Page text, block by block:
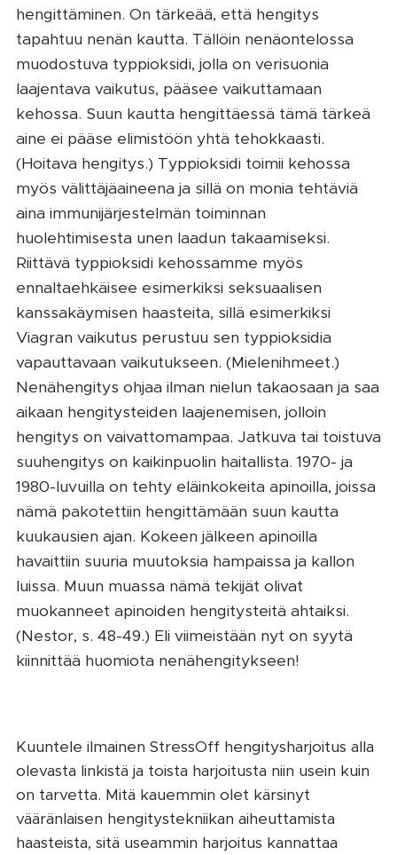
hengittäminen. On tärkeää, että hengitys
tapahtuu nenän kautta. Tällöin nenäontelossa
muodostuva typpioksidi, jolla on verisuonia
laajentava vaikutus, pääsee vaikuttamaan
kehossa. Suun kautta hengittäessä tämä tärkeä
aine ei pääse elimistöön yhtä tehokkaasti.
(Hoitava hengitys.) Typpioksidi toimii kehossa
myös välittäjäaineena ja sillä on monia tehtäviä
aina immunijärjestelmän toiminnan
huolehtimisesta unen laadun takaamiseksi.
Riittävä typpioksidi kehossamme myös
ennaltaehkäisee esimerkiksi seksuaalisen
kanssakäymisen haasteita, sillä esimerkiksi
Viagran vaikutus perustuu sen typpioksidia
vapauttavaan vaikutukseen. (Mielenihmeet.)
Nenähengitys ohjaa ilman nielun takaosaan ja saa
aikaan hengitysteiden laajenemisen, jolloin
hengitys on vaivattomampaa. Jatkuva tai toistuva
suuhengitys on kaikinpuolin haitallista. 1970- ja
1980-luvuilla on tehty eläinkokeita apinoilla, joissa
nämä pakotettiin hengittämään suun kautta
kuukausien ajan. Kokeen jälkeen apinoilla
havaittiin suuria muutoksia hampaissa ja kallon
luissa. Muun muassa nämä tekijät olivat
muokanneet apinoiden hengitysteitä ahtaiksi.
(Nestor, s. 48-49.) Eli viimeistään nyt on syytä
kiinnittää huomiota nenähengitykseen!
Kuuntele ilmainen StressOff hengitysharjoitus alla
olevasta linkistä ja toista harjoitusta niin usein kuin
on tarvetta. Mitä kauemmin olet kärsinyt
vääränlaisen hengitystekniikan aiheuttamista
haasteista, sitä useammin harjoitus kannattaa